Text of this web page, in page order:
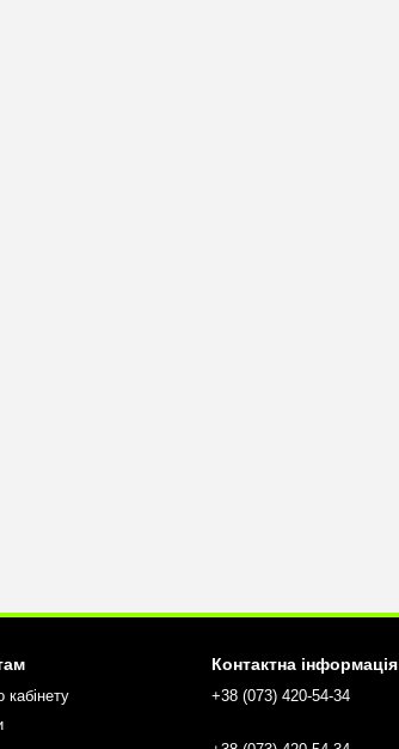
кабінету
Контактна інформація
+38 (073) 420-54-34